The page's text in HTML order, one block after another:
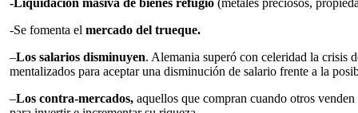
-Se fomenta el mercado del trueque.
–Los salarios disminuyen. Alemania superó con celeridad la crisis
mentalizados para aceptar una disminución de salario frente a la
–Los contra-mercados, aquellos que compran cuando otros